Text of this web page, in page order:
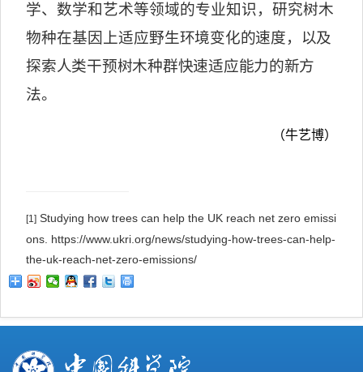
学、数学和艺术等领域的专业知识，研究树木
物种在基因上适应野生环境变化的速度，以及
探索人类干预树木种群快速适应能力的新方
法。
（牛艺博）
[1] Studying how trees can help the UK reach net zero emissi
ons. https://www.ukri.org/news/studying-how-trees-can-help-
the-uk-reach-net-zero-emissions/